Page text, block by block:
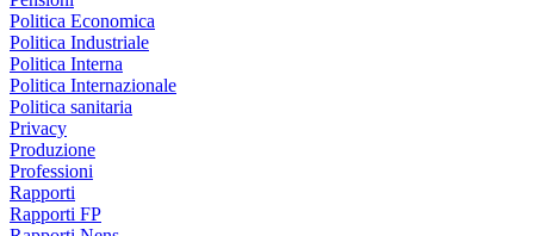
Politica Economica
Politica Industriale
Politica Interna
Politica Internazionale
Politica sanitaria
Privacy
Produzione
Professioni
Rapporti
Rapporti FP